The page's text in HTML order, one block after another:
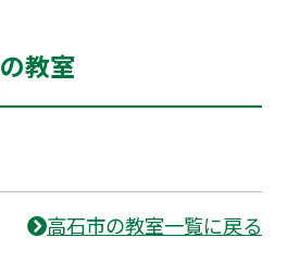
教室
高石市の教室一覧に戻る